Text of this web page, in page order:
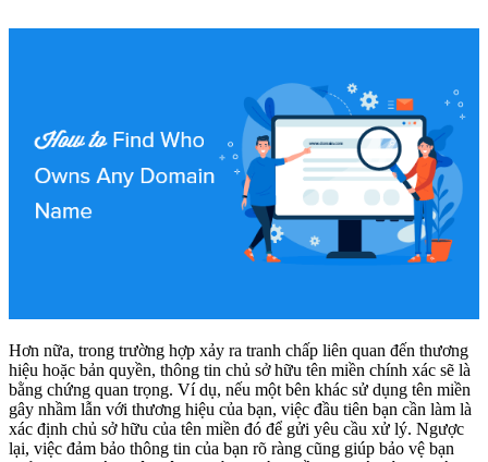
Hơn nữa, trong trường hợp xảy ra tranh chấp liên quan đến thương
hiệu hoặc bản quyền, thông tin chủ sở hữu tên miền chính xác sẽ là
bằng chứng quan trọng. Ví dụ, nếu một bên khác sử dụng tên miền
gây nhầm lẫn với thương hiệu của bạn, việc đầu tiên bạn cần làm là
xác định chủ sở hữu của tên miền đó để gửi yêu cầu xử lý. Ngược
lại, việc đảm bảo thông tin của bạn rõ ràng cũng giúp bảo vệ bạn